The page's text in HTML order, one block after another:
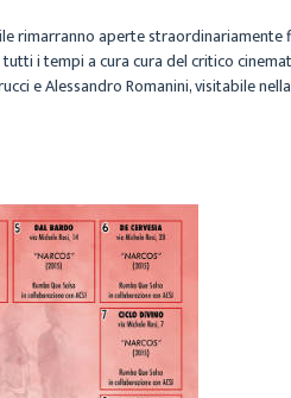
rimarranno aperte straordinariamente
i tempi a cura cura del critico
e Alessandro Romanini, visitabile